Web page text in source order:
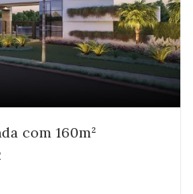
com 160m²